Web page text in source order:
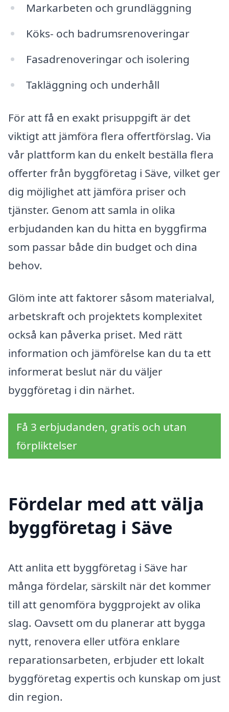
Markarbeten och grundläggning
Köks- och badrumsrenoveringar
Fasadrenoveringar och isolering
Takläggning och underhåll
För att få en exakt prisuppgift är det
viktigt att jämföra flera offertförslag. Via
vår plattform kan du enkelt beställa flera
offerter från byggföretag i Säve, vilket ger
dig möjlighet att jämföra priser och
tjänster. Genom att samla in olika
erbjudanden kan du hitta en byggfirma
som passar både din budget och dina
behov.
Glöm inte att faktorer såsom materialval,
arbetskraft och projektets komplexitet
också kan påverka priset. Med rätt
information och jämförelse kan du ta ett
informerat beslut när du väljer
byggföretag i din närhet.
Få 3 erbjudanden, gratis och utan
förpliktelser
Fördelar med att välja
byggföretag i Säve
Att anlita ett byggföretag i Säve har
många fördelar, särskilt när det kommer
till att genomföra byggprojekt av olika
slag. Oavsett om du planerar att bygga
nytt, renovera eller utföra enklare
reparationsarbeten, erbjuder ett lokalt
byggföretag expertis och kunskap om just
din region.